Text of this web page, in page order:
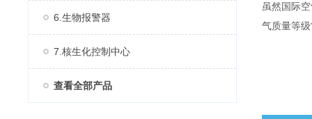
6.生物报警器
7.核生化控制中心
查看全部产品
虽然国际
气质量等